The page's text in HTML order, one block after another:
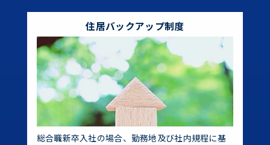
住居バックアップ制度
総合職新卒入社の場合、勤務地及び社内規程に基